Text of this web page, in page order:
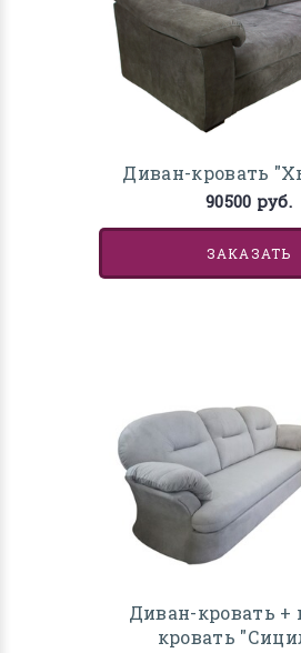
Диван-кровать
90500 руб.
ЗАКАЗАТЬ
Диван-кровать +
кровать